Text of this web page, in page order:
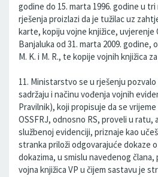
godine do 15. marta 1996. godine u
rješenja proizlazi da je tužilac uz
karte, kopiju vojne knjižice, uvjerenje
Banjaluka od 31. marta 2009. godine,
M. K. i M. R., te kopije vojnih knjižica
11. Ministarstvo se u rješenju pozvalo
sadržaju i načinu vođenja vojnih
Pravilnik), koji propisuje da se
OSSFRJ, odnosno RS, proveli u ratu,
službenoj evidenciji, priznaje kao
stranka priloži odgovarajuće dokaze
dokazima, u smislu navedenog člana,
vojna knjižica VP u čijem sastavu je